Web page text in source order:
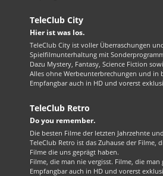
TeleClub City
Hier ist was los.
TeleClub City ist voller Überraschungen
Spielfilmunterhaltung mit
Dazu Mystery, Fantasy, Science Fiction
Alles ohne Werbeunterbrechungen und in
Empfangbar auch in HD und vorerst
TeleClub Retro
Do you remember.
Die besten Filme der letzten Jahrzehnte
TeleClub Retro ist das Zuhause der Filme,
Filme die uns geprägt haben.
Filme, die man nie vergisst. Filme, die man
Empfangbar auch in HD und vorerst